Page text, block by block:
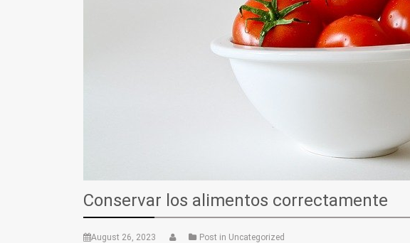
Conservar los alimentos correctamente
August 26, 2023 Post in Uncategorized